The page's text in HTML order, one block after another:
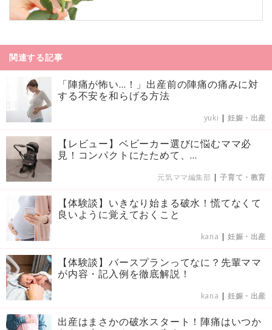
関連する記事
「陣痛が怖い…！」出産前の陣痛の痛みに対
する不安を和らげる方法
yuki | 妊娠・出産
【レビュー】ベビーカー選びに悩むママ必
見！コンパクトにたためて、...
元気ママ編集部 |子育て・教育
【体験談】いきなり始まる破水！慌てなくて
良いように覚えておくこと
kana | 妊娠・出産
【体験談】バースプランってなに？先輩ママ
が内容・記入例を徹底解説！
kana | 妊娠・出産
出産はまさかの破水スタート！陣痛はいつか